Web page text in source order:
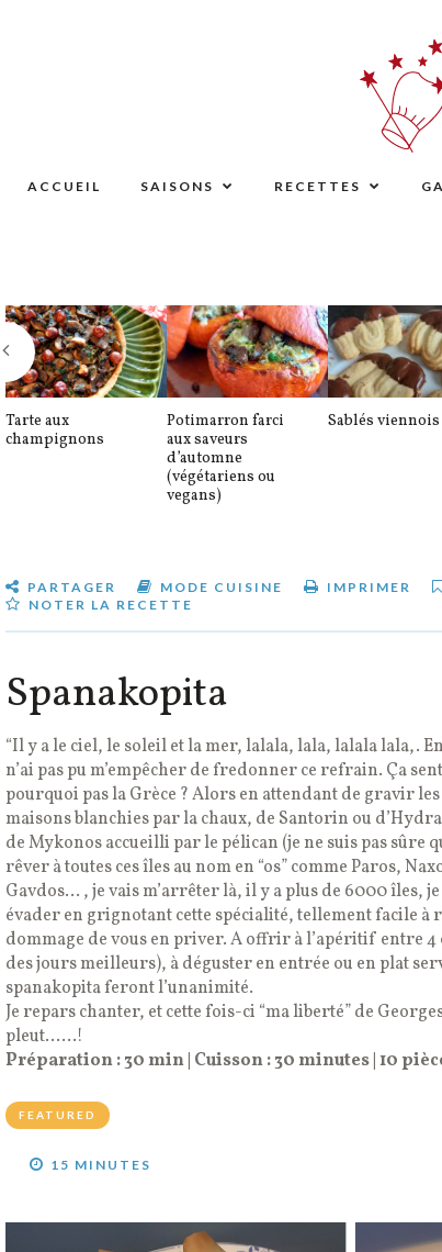
ACCUEIL SAISONS RECETTES
Tarte aux
champignons
Potimarron farci
aux saveurs
d’automne
(végétariens ou
vegans)
Sablés viennois
PARTAGER MODE CUISINE IMPRIMER
NOTER LA RECETTE
Spanakopita
“Il y a le ciel, le soleil et la mer, lalala, lala, lalala lala,.
n’ai pas pu m’empêcher de fredonner ce refrain. Ça
pourquoi pas la Grèce ? Alors en attendant de gravir les
maisons blanchies par la chaux, de Santorin ou
de Mykonos accueilli par le pélican (je ne suis pas sûre
rêver à toutes ces îles au nom en “os” comme Paros,
Gavdos… , je vais m’arrêter là, il y a plus de 6000 îles,
évader en grignotant cette spécialité, tellement facile à
dommage de vous en priver. A offrir à l’apéritif entre 4
des jours meilleurs), à déguster en entrée ou en plat
spanakopita feront l’unanimité.
Je repars chanter, et cette fois-ci “ma liberté” de
pleut……!
Préparation : 30 min | Cuisson : 30 minutes | 10
FEATURED
15 MINUTES